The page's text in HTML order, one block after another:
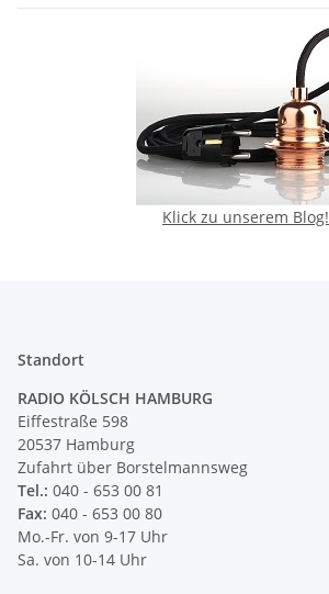
Klick zu unserem Blog!
Standort
RADIO KÖLSCH HAMBURG
Eiffestraße 598
20537 Hamburg
Zufahrt über Borstelmannsweg
Tel.: 040 - 653 00 81
Fax: 040 - 653 00 80
Mo.-Fr. von 9-17 Uhr
Sa. von 10-14 Uhr